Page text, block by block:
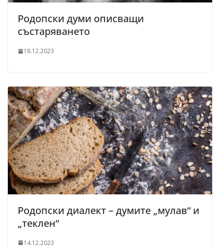
Родопски думи описващи
състаряването
18.12.2023
Родопски диалект – думите „мулав“ и
„теклен“
14.12.2023